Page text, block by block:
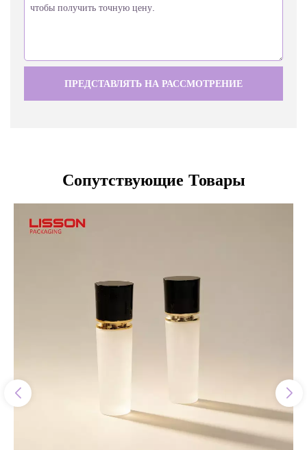
ПРЕДСТАВЛЯТЬ НА РАССМОТРЕНИЕ
Сопутствующие Товары